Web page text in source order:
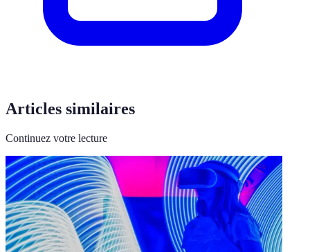
Articles similaires
Continuez votre lecture